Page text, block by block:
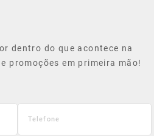
dentro do que acontece na
promoções em primeira mão!